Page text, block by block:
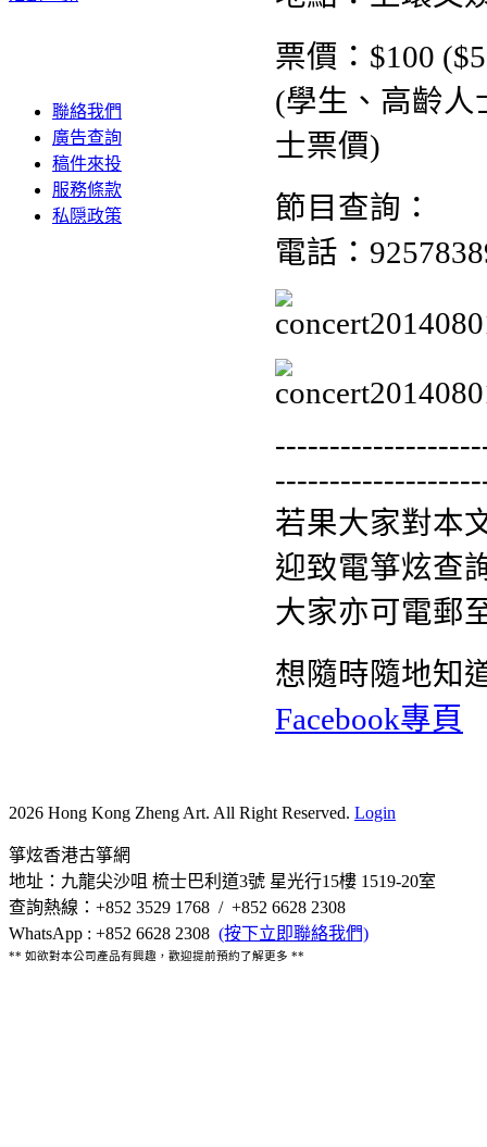
票價：$100
(學生、高齡人
士票價)
節目查詢：
電話：
若果大家對本
迎致電箏炫查
大家亦可電郵
想隨時隨地知
Facebook專頁
2026 Hong Kong Zheng Art. All Right Reserved. Login
箏炫香港古箏網
地址：九龍尖沙咀 梳士巴利道3號 星光行15樓 1519-20室
查詢熱線：+852 3529 1768 / +852 6628 2308
WhatsApp : +852 6628 2308 (按下立即聯絡我們)
** 如欲對本公司產品有興趣，歡迎提前預約了解更多 **
聯絡我們
廣告查詢
稿件來投
服務條款
私隠政策